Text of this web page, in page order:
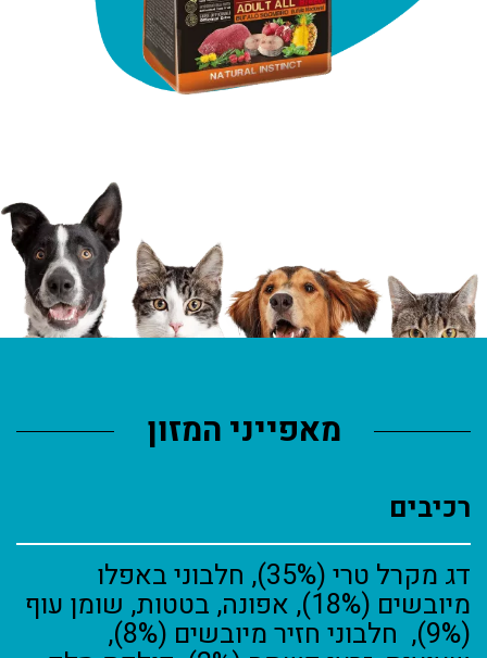
מאפייני המזון
רכיבים
דג מקרל טרי (35%), חלבוני באפלו
מיובשים (18%), אפונה, בטטות, שומן עוף
(9%), חלבוני חזיר מיובשים (8%),